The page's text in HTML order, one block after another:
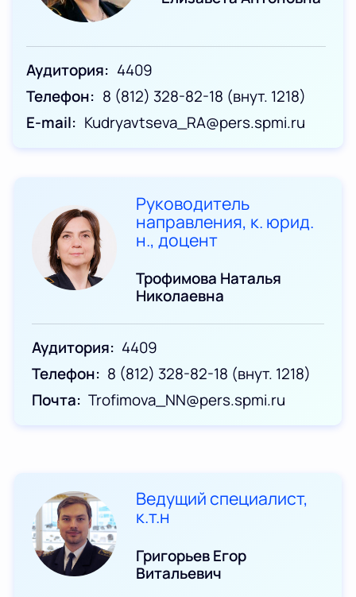
Аудитория
4409
Телефон
8 (812) 328-82-18 (внут. 1218)
E-mail
Kudryavtseva_RA@pers.spmi.ru
Руководитель
направления, к. юрид.
н., доцент
Трофимова Наталья
Николаевна
Аудитория
4409
Телефон
8 (812) 328-82-18 (внут. 1218)
Почта
Trofimova_NN@pers.spmi.ru
Ведущий специалист,
к.т.н
Григорьев Егор
Витальевич